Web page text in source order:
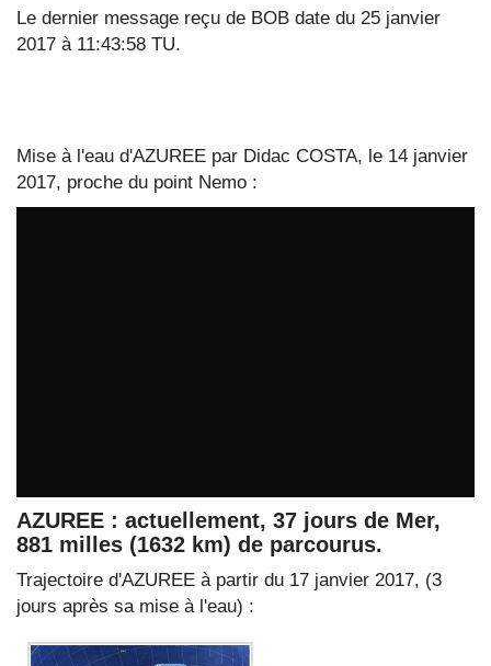
Le dernier message reçu de BOB date du 25 janvier
2017 à 11:43:58 TU.
Mise à l'eau d'AZUREE par Didac COSTA, le 14 janvier
2017, proche du point Nemo :
AZUREE : actuellement, 37 jours de Mer,
881 milles (1632 km) de parcourus.
Trajectoire d'AZUREE à partir du 17 janvier 2017, (3
jours après sa mise à l'eau) :